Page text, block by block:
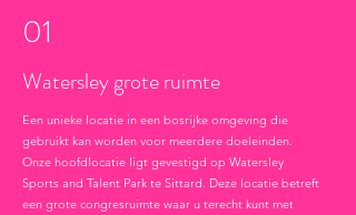
01
Watersley grote ruimte
Een unieke locatie in een bosrijke omgeving die
gebruikt kan worden voor meerdere doeleinden.
Onze hoofdlocatie ligt gevestigd op Watersley
Sports and Talent Park te Sittard. Deze locatie betreft
een grote congresruimte waar u terecht kunt met